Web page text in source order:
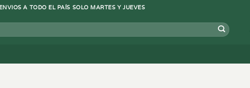
ENVIOS A TODO EL PAÍS SOLO MARTES Y JUEVES